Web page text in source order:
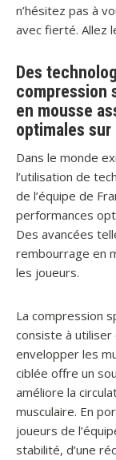
n’hésitez pas à
avec fierté. Allez
Des
compression
en mousse
optimales
Dans le monde
l’utilisation de
de l’équipe de
performances
Des avancées
rembourrage en
les joueurs.
La compression
consiste à
envelopper les
ciblée offre un
améliore la
musculaire. En
joueurs de
stabilité, d’une